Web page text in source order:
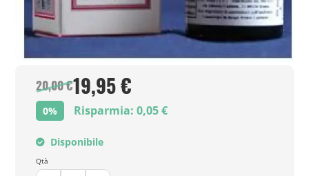
20,00 €19,95 €
0% Risparmia: 0,05 €
Disponibile
Qtà